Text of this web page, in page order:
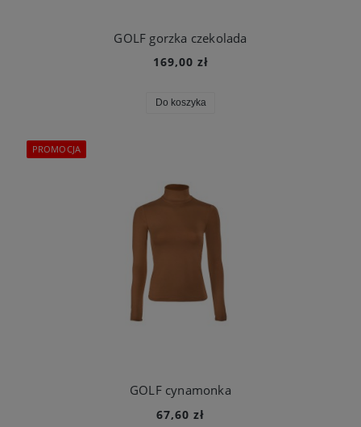
GOLF gorzka czekolada
169,00 zł
Do koszyka
GOLF cynamonka
67,60 zł
PROMOCJA